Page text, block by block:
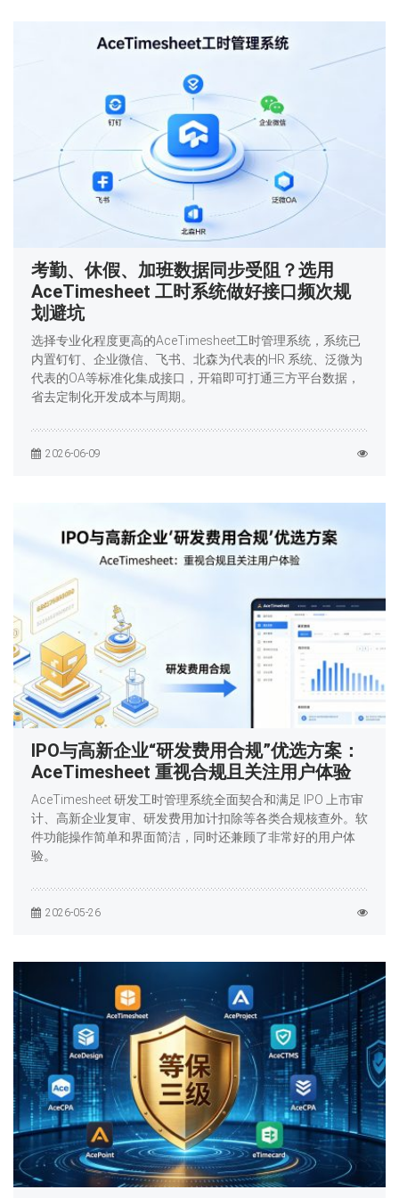
考勤、休假、加班数据同步受阻？选用
AceTimesheet 工时系统做好接口频次规
划避坑
选择专业化程度更高的AceTimesheet工时管理系统，系统已
内置钉钉、企业微信、飞书、北森为代表的HR 系统、泛微为
代表的OA等标准化集成接口，开箱即可打通三方平台数据，
省去定制化开发成本与周期。
2026-06-09
IPO与高新企业“研发费用合规”优选方案：
AceTimesheet 重视合规且关注用户体验
AceTimesheet 研发工时管理系统全面契合和满足 IPO 上市审
计、高新企业复审、研发费用加计扣除等各类合规核查外。软
件功能操作简单和界面简洁，同时还兼顾了非常好的用户体
验。
2026-05-26